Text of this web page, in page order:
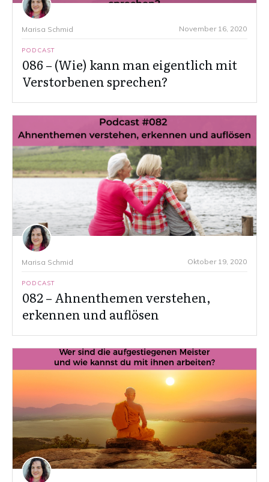
Marisa Schmid November 16, 2020
PODCAST
086 – (Wie) kann man eigentlich mit
Verstorbenen sprechen?
Marisa Schmid Oktober 19, 2020
PODCAST
082 – Ahnenthemen verstehen,
erkennen und auflösen